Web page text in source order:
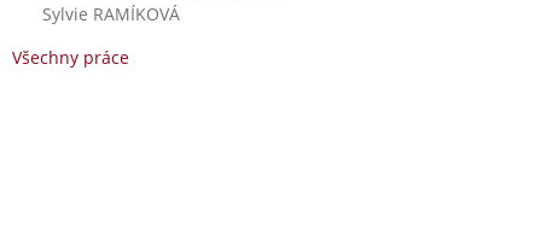
Sylvie RAMÍKOVÁ
Všechny práce